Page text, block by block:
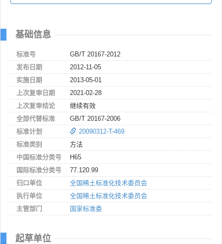
基础信息
标准号
GB/T 20167-2012
发布日期
2012-11-05
实施日期
2013-05-01
上次复审日期
2021-02-28
上次复审结论
继续有效
全部代替标准
GB/T 20167-2006
标准计划
20090312-T-469
标准类别
方法
中国标准分类号
H65
国际标准分类号
77.120.99
归口单位
全国稀土标准化技术委员会
执行单位
全国稀土标准化技术委员会
主管部门
国家标准委
起草单位